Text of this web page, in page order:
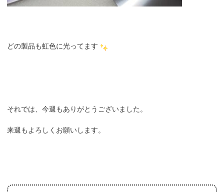
どの製品も虹色に光ってます
それでは、今週もありがとうございました。
来週もよろしくお願いします。